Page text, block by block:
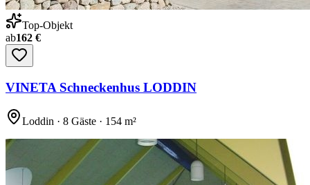
Top-Objekt
ab162 €
VINETA Schneckenhus LODDIN
Loddin · 8 Gäste · 154 m²